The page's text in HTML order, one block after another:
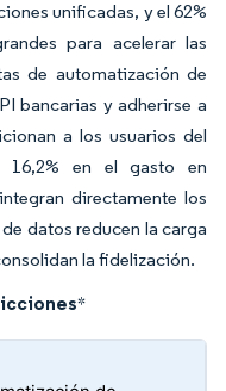
unificadas, y el 62%
para acelerar las
de automatización de
bancarias y adherirse a
a los usuarios del
16,2% en el gasto en
directamente los
datos reducen la carga
la fidelización.
*